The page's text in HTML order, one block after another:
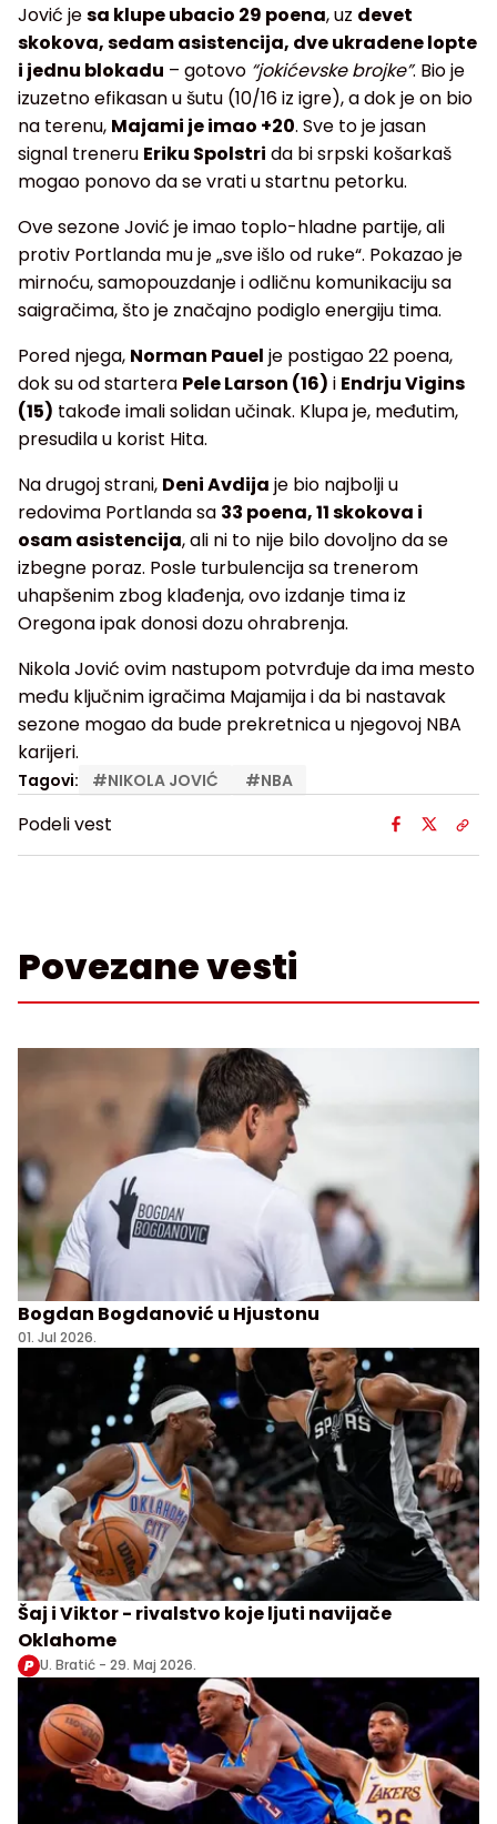
Jović jesa klupe ubacio 29 poena, uz devet
skokova, sedam asistencija, dve ukradene lopte
i jednu blokadu – gotovo “jokićevske brojke”. Bio je
izuzetno efikasan u šutu (10/16 iz igre), a dok je on bio
na terenu, Majami je imao +20. Sve to je jasan
signal treneru Eriku Spolstri da bi srpski košarkaš
mogao ponovo da se vrati u startnu petorku.
Ove sezone Jović je imao toplo-hladne partije, ali
protiv Portlanda mu je „sve išlo od ruke“. Pokazao je
mirnoću, samopouzdanje i odličnu komunikaciju sa
saigračima, što je značajno podiglo energiju tima.
Pored njega, Norman Pauel je postigao 22 poena,
dok su od startera Pele Larson (16) i Endrju Vigins
(15) takođe imali solidan učinak. Klupa je, međutim,
presudila u korist Hita.
Na drugoj strani, Deni Avdija je bio najbolji u
redovima Portlanda sa 33 poena, 11 skokova i
osam asistencija, ali ni to nije bilo dovoljno da se
izbegne poraz. Posle turbulencija sa trenerom
uhapšenim zbog klađenja, ovo izdanje tima iz
Oregona ipak donosi dozu ohrabrenja.
Nikola Jović ovim nastupom potvrđuje da ima mesto
među ključnim igračima Majamija i da bi nastavak
sezone mogao da bude prekretnica u njegovoj NBA
karijeri.
Tagovi: #NIKOLA JOVIĆ #NBA
Podeli vest
Povezane vesti
Bogdan Bogdanović u Hjustonu
01. Jul 2026.
Šaj i Viktor - rivalstvo koje ljuti navijače
Oklahome
U. Bratić - 29. Maj 2026.